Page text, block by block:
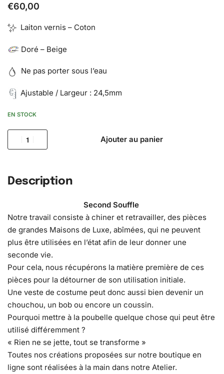
€60,00
Laiton vernis – Coton
Doré – Beige
Ne pas porter sous l’eau
Ajustable / Largeur : 24,5mm
EN STOCK
Ajouter au panier
Description
Second Souffle
Notre travail consiste à chiner et retravailler, des pièces
de grandes Maisons de Luxe, abîmées, qui ne peuvent
plus être utilisées en l’état afin de leur donner une
seconde vie.
Pour cela, nous récupérons la matière première de ces
pièces pour la détourner de son utilisation initiale.
Une veste de costume peut donc aussi bien devenir un
chouchou, un bob ou encore un coussin.
Pourquoi mettre à la poubelle quelque chose qui peut être
utilisé différemment ?
« Rien ne se jette, tout se transforme »
Toutes nos créations proposées sur notre boutique en
ligne sont réalisées à la main dans notre Atelier.